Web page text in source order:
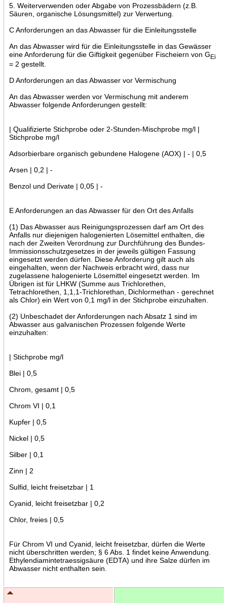
5. Weiterverwenden oder Abgabe von Prozessbädern (z.B.
Säuren, organische Lösungsmittel) zur Verwertung.
C Anforderungen an das Abwasser für die Einleitungsstelle
An das Abwasser wird für die Einleitungsstelle in das Gewässer
eine Anforderung für die Giftigkeit gegenüber Fischeiern von GEi
= 2 gestellt.
D Anforderungen an das Abwasser vor Vermischung
An das Abwasser werden vor Vermischung mit anderem
Abwasser folgende Anforderungen gestellt:
| Qualifizierte Stichprobe oder 2-Stunden-Mischprobe mg/l |
Stichprobe mg/l
Adsorbierbare organisch gebundene Halogene (AOX) | - | 0,5
Arsen | 0,2 | -
Benzol und Derivate | 0,05 | -
E Anforderungen an das Abwasser für den Ort des Anfalls
(1) Das Abwasser aus Reinigungsprozessen darf am Ort des
Anfalls nur diejenigen halogenierten Lösemittel enthalten, die
nach der Zweiten Verordnung zur Durchführung des Bundes-
Immissionsschutzgesetzes in der jeweils gültigen Fassung
eingesetzt werden dürfen. Diese Anforderung gilt auch als
eingehalten, wenn der Nachweis erbracht wird, dass nur
zugelassene halogenierte Lösemittel eingesetzt werden. Im
Übrigen ist für LHKW (Summe aus Trichlorethen,
Tetrachlorethen, 1,1,1-Trichlorethan, Dichlormethan - gerechnet
als Chlor) ein Wert von 0,1 mg/l in der Stichprobe einzuhalten.
(2) Unbeschadet der Anforderungen nach Absatz 1 sind im
Abwasser aus galvanischen Prozessen folgende Werte
einzuhalten:
| Stichprobe mg/l
Blei | 0,5
Chrom, gesamt | 0,5
Chrom VI | 0,1
Kupfer | 0,5
Nickel | 0,5
Silber | 0,1
Zinn | 2
Sulfid, leicht freisetzbar | 1
Cyanid, leicht freisetzbar | 0,2
Chlor, freies | 0,5
Für Chrom VI und Cyanid, leicht freisetzbar, dürfen die Werte
nicht überschritten werden; § 6 Abs. 1 findet keine Anwendung.
Ethylendiamintetraessigsäure (EDTA) und ihre Salze dürfen im
Abwasser nicht enthalten sein.